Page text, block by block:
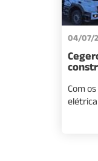
04/07/
Com
elétrica